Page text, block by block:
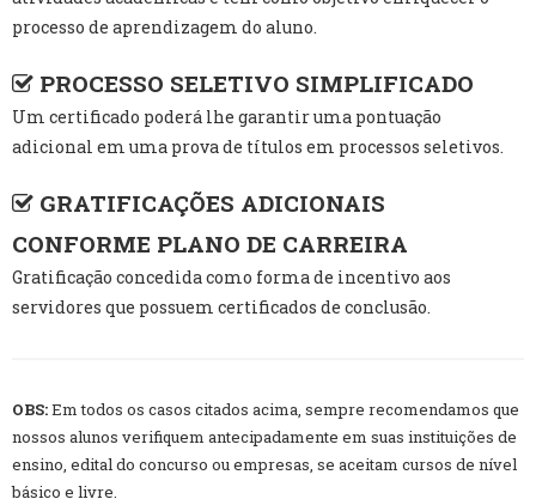
processo de aprendizagem do aluno.
PROCESSO SELETIVO SIMPLIFICADO
Um certificado poderá lhe garantir uma pontuação
adicional em uma prova de títulos em processos seletivos.
GRATIFICAÇÕES ADICIONAIS
CONFORME PLANO DE CARREIRA
Gratificação concedida como forma de incentivo aos
servidores que possuem certificados de conclusão.
OBS:Em todos os casos citados acima, sempre recomendamos que
nossos alunos verifiquem antecipadamente em suas instituições de
ensino, edital do concurso ou empresas, se aceitam cursos de nível
básico e livre.